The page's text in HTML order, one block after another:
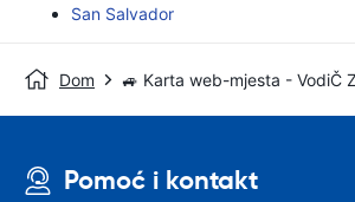
San Salvador
Dom 🚙 Karta web-mjesta - VodiČ
Pomoć i kontakt